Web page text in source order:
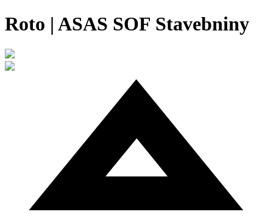
Roto | ASAS SOF Stavebniny